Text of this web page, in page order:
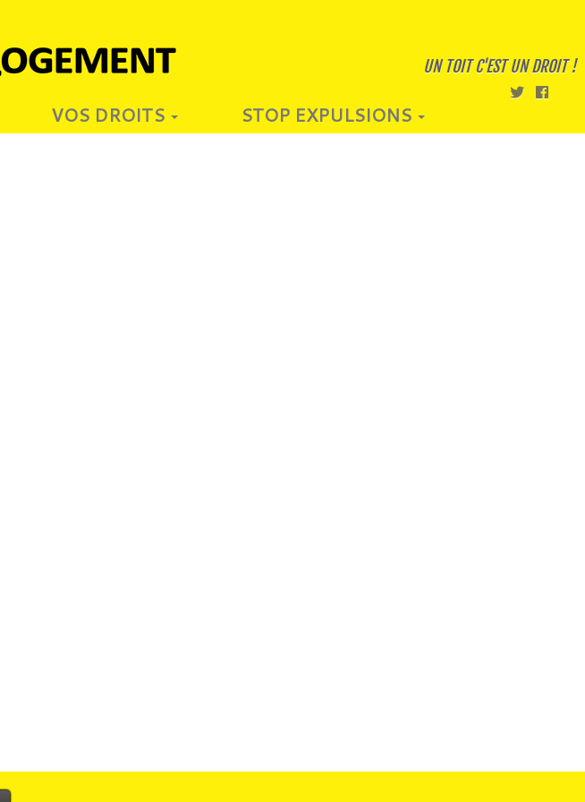
UN TOIT C'EST UN DROIT !
VOS DROITS STOP EXPULSIONS